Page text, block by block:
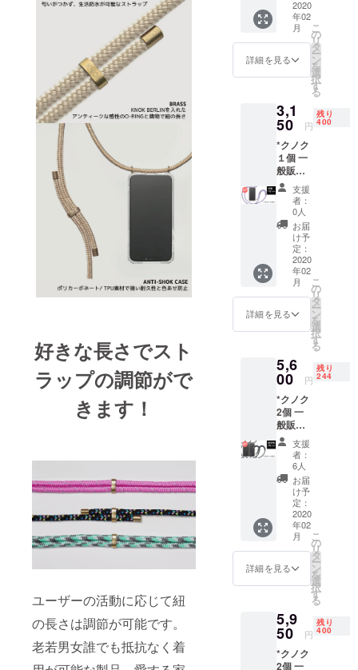
好きな長さでスト
ラップの調節がで
きます！
ユーザーの活動に応じて紐
の長さは調節が可能です。
老若男女誰でも抵抗なく着
外のいい商
品をどんど
ん紹介して
いく予定で
あります。
15％OF
F価格：
2,975
円」 カ
ラー：
リフレ
クトブ
リフレ
クトホ
ワイト/
ディス
コ/
ユニ
コーン/
ポニー/
マジェ
ティッ
ク/ ブ
ラック
※ご注文
状況、
使用部
造工程
上の都
合等に
より出
荷時期
が遅れ
る場合
があり
ます。
※皆様の
ご支援
により
量産効
率が向
上した
場合、
正規販
格より
下がる
もござ
2020
年02
月
詳細を見る
こ
の
リ
タ
ー
ン
を
選
択
す
る
3,1
50 円
残り
400
*クノク
１個 一
般販売
予定価
格：
3,500
円」
→「特
10％OF
F価格：
3,150
円」 カ
ラー：
リフレ
クトブ
リフレ
クトホ
ワイト/
ディス
コ/
ユニ
コーン/
ポニー/
マジェ
ティッ
ク/ ブ
ラック
※ご注文
状況、
使用部
造工程
上の都
合等に
より出
支援
者：
0人
お届
け予
定：
2020
年02
月
詳細を見る
こ
の
リ
タ
ー
ン
を
選
択
す
る
5,6
00 円
残り
244
*クノク
2個 一
般販売
予定価
格：
7,000
円」
→「特
20％OF
F価格：
5,600
円」 カ
ラー：
リフレ
クトブ
リフレ
クトホ
ワイト/
ディス
支援
者：
6人
お届
け予
定：
2020
年02
月
詳細を見る
こ
の
リ
タ
ー
ン
を
選
択
す
る
5,9
50 円
残り
400
*クノク
2個 一